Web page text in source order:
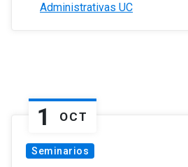
Administrativas UC
1 OCT
Seminarios